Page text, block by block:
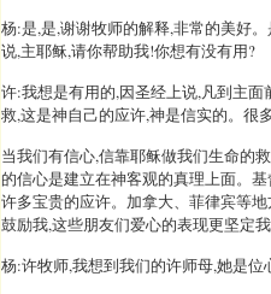
杨:是,是,谢谢牧师的解释,非常的美好
说,主耶稣,请你帮助我!你想有没有用?
许:我想是有用的,因圣经上说,凡到主
救,这是神自己的应许,神是信实的。很
当我们有信心,信靠耶稣做我们生命的
的信心是建立在神客观的真理上面。
许多宝贵的应许。加拿大、菲律宾等
鼓励我,这些朋友们爱心的表现更坚定
杨:许牧师,我想到我们的许师母,她是